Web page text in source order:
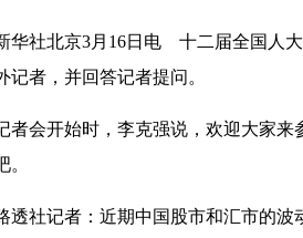
社北京3月16日电 十二届全国人大
记者，并回答记者提问。
会开始时，李克强说，欢迎大家来
。
社记者：近期中国股市和汇市的波